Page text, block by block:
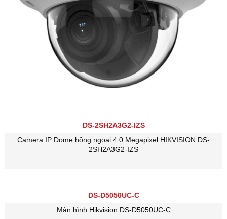
DS-2SH2A3G2-IZS
Camera IP Dome hồng ngoại 4.0 Megapixel HIKVISION DS-
2SH2A3G2-IZS
DS-D5050UC-C
Màn hình Hikvision DS-D5050UC-C